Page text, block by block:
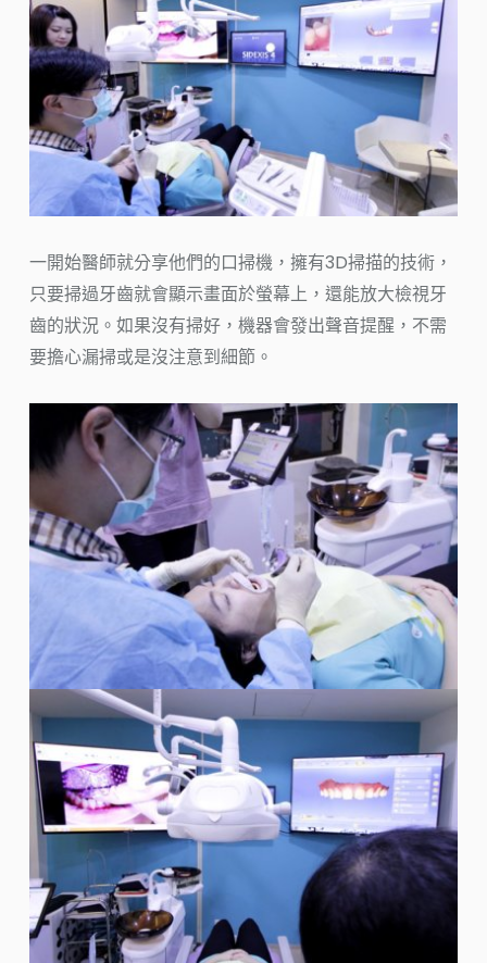
一開始醫師就分享他們的口掃機，擁有3D掃描的技術，
只要掃過牙齒就會顯示畫面於螢幕上，還能放大檢視牙
齒的狀況。如果沒有掃好，機器會發出聲音提醒，不需
要擔心漏掃或是沒注意到細節。